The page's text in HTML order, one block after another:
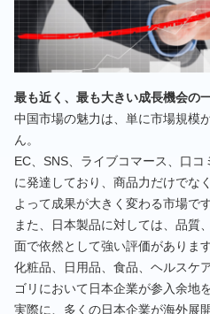
最も近く、最も大きい成長機会の
中国市場の魅力は、単に市場規模
ん。
EC、SNS、ライブコマース、口
に発達しており、商品力だけでな
よって成果が大きく変わる市場です
また、日本製品に対しては、品質
面で依然として強い評価があります
化粧品、日用品、食品、ヘルスケ
ゴリにおいて日本企業が参入余地
実際に、多くの日本企業が海外展